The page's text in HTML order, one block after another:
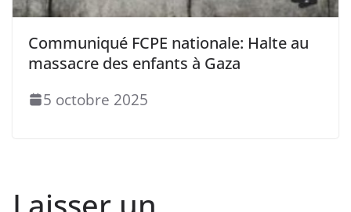
Communiqué FCPE nationale: Halte au
massacre des enfants à Gaza
5 octobre 2025